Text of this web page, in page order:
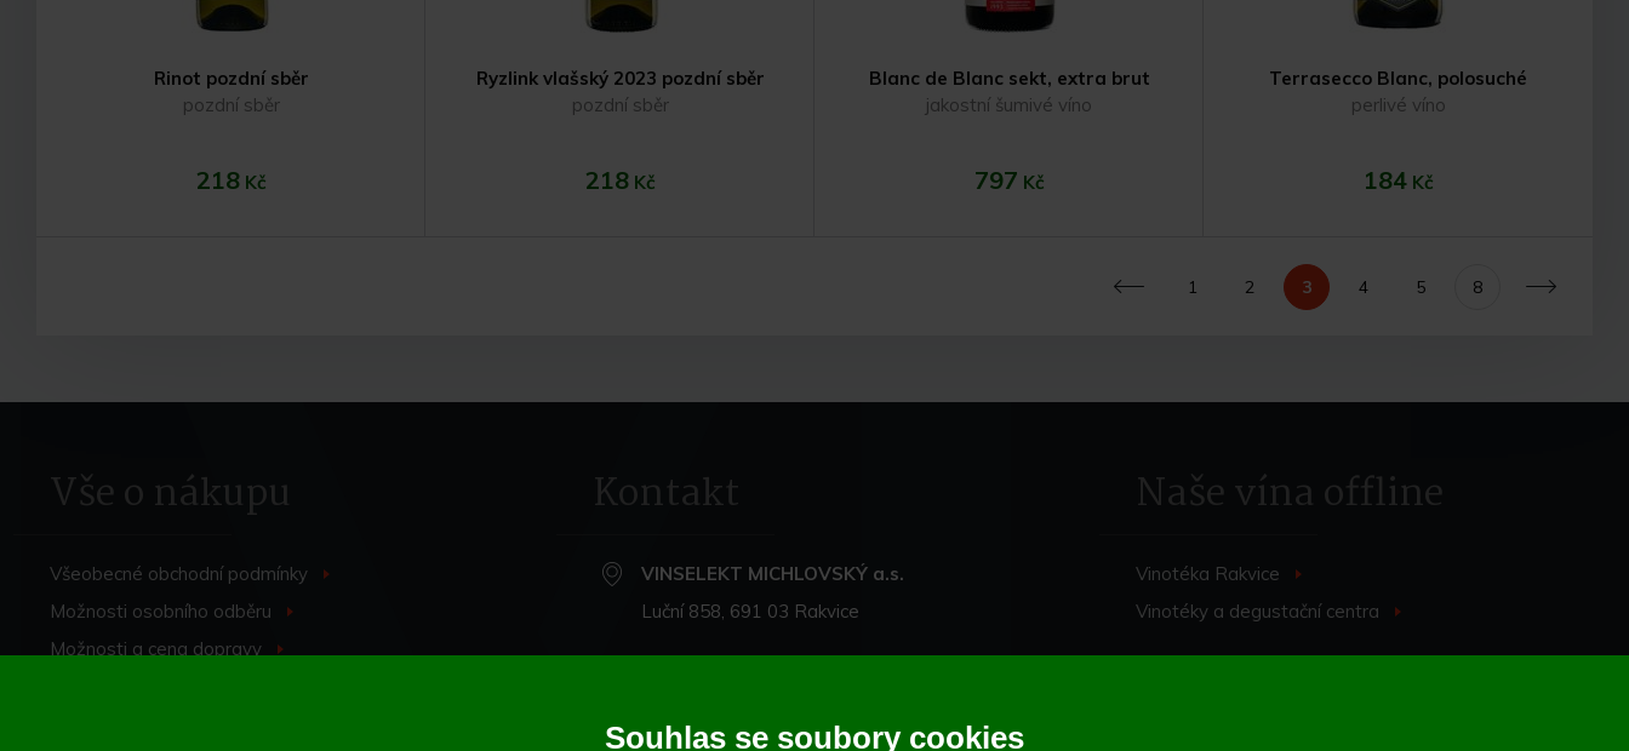
Rinot pozdní sběr
pozdní sběr
218 Kč
Ryzlink vlašský 2023 pozdní sběr
pozdní sběr
218 Kč
Blanc de Blanc sekt, extra brut
jakostní šumivé víno
797 Kč
Terrasecco Blanc, polosuché
perlivé víno
184 Kč
Předchozí
1 2 3 4 5 8
Vše o nákupu
Všeobecné obchodní podmínky
Možnosti osobního odběru
Možnosti a cena dopravy
>
Kontakt
VINSELEKT MICHLOVSKÝ a.s.
Luční 858, 691 03 Rakvice
michlovsky@michlovsky.com
Naše vína offline
Vinotéka Rakvice
Vinotéky a degustační centra
Souhlas se soubory cookies